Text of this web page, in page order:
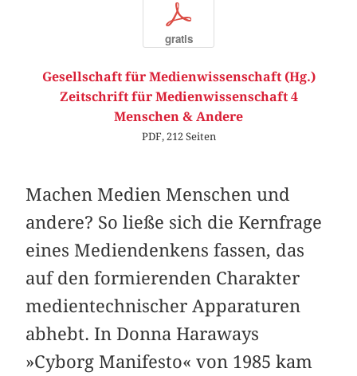
p
gratis
Gesellschaft für Medienwissenschaft (Hg.)
Zeitschrift für Medienwissenschaft 4
Menschen & Andere
PDF, 212 Seiten
Machen Medien Menschen und
andere? So ließe sich die Kernfrage
eines Mediendenkens fassen, das
auf den formierenden Charakter
medientechnischer Apparaturen
abhebt. In Donna Haraways
»Cyborg Manifesto« von 1985 kam